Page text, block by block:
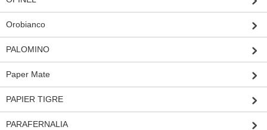
Orobianco
PALOMINO
Paper Mate
PAPIER TIGRE
PARAFERNALIA